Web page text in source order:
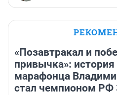
«Позавтракал и
привычка»:
марафонца
стал чемпионом РФ